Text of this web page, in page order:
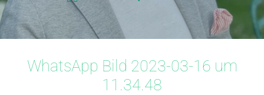
WhatsApp Bild 2023-03-16 um
11.34.48